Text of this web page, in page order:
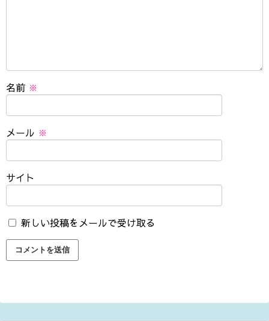
名前 ※
メール ※
サイト
新しい投稿をメールで受け取る